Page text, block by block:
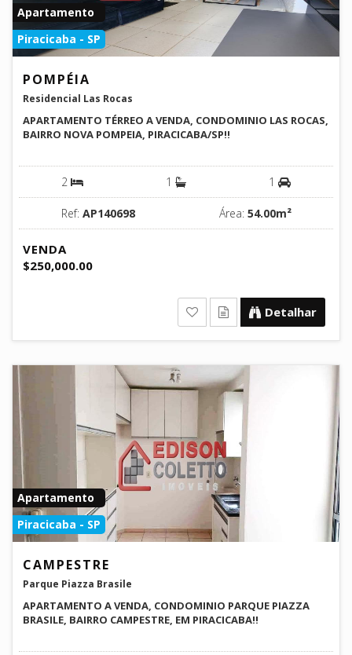
Apartamento
Piracicaba - SP
POMPÉIA
Residencial Las Rocas
APARTAMENTO TÉRREO A VENDA, CONDOMINIO LAS ROCAS,
BAIRRO NOVA POMPEIA, PIRACICABA/SP!!
2 1 1
Ref: AP140698 Área: 54.00m²
VENDA
$250,000.00
Detalhar
Apartamento
Piracicaba - SP
CAMPESTRE
Parque Piazza Brasile
APARTAMENTO A VENDA, CONDOMINIO PARQUE PIAZZA
BRASILE, BAIRRO CAMPESTRE, EM PIRACICABA!!